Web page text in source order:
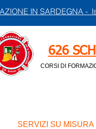
IN SARDEGNA -
626
CORSI DI
SERVIZI SU MISURA